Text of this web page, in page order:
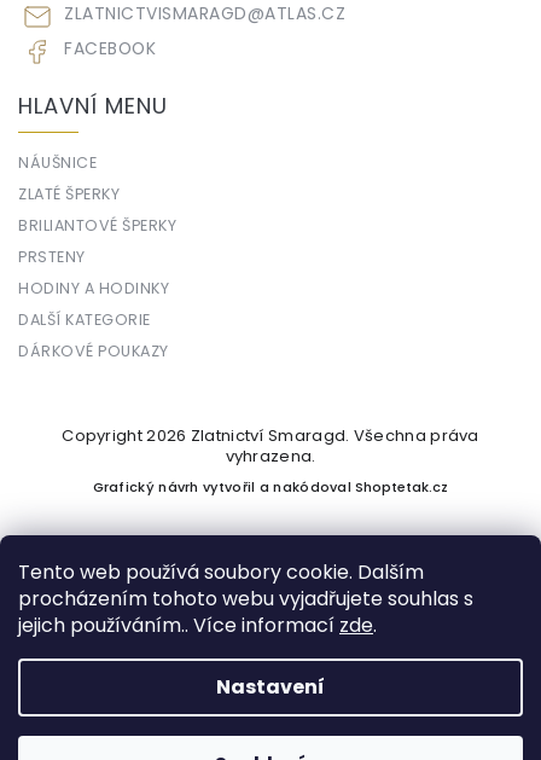
Tento web používá soubory cookie. Dalším
procházením tohoto webu vyjadřujete souhlas s
jejich používáním.. Více informací zde.
Nastavení
ZLATNICTVISMARAGD@ATLAS.CZ
FACEBOOK
HLAVNÍ MENU
NÁUŠNICE
ZLATÉ ŠPERKY
BRILIANTOVÉ ŠPERKY
PRSTENY
HODINY A HODINKY
DALŠÍ KATEGORIE
DÁRKOVÉ POUKAZY
Vytvořil Shoptet
Copyright 2026 Zlatnictví Smaragd. Všechna práva
vyhrazena.
Grafický návrh vytvořil a nakódovalShoptetak.cz
Podle zákona o evidenci tržeb je prodávající povinen vystavit
kupujícímu účtenku. Zároveň je povinen zaevidovat přijatou
tržbu u správce daně online; v případě technického výpadku